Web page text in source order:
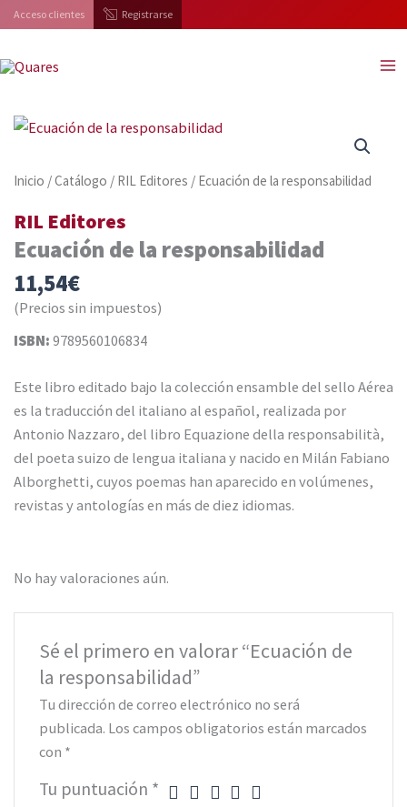
al
contenido
Acceso clientes Registrarse
Inicio /Catálogo / RIL Editores / Ecuación de la responsabilidad
RIL Editores
Ecuación de la responsabilidad
11,54€
(Precios sin impuestos)
ISBN: 9789560106834
Este libro editado bajo la colección ensamble del sello Aérea
es la traducción del italiano al español, realizada por
Antonio Nazzaro, del libro Equazione della responsabilità,
del poeta suizo de lengua italiana y nacido en Milán Fabiano
Alborghetti, cuyos poemas han aparecido en volúmenes,
revistas y antologías en más de diez idiomas.
No hay valoraciones aún.
Sé el primero en valorar “Ecuación de
la responsabilidad”
Tu dirección de correo electrónico no será
publicada. Los campos obligatorios están marcados
con *
Tu puntuación *